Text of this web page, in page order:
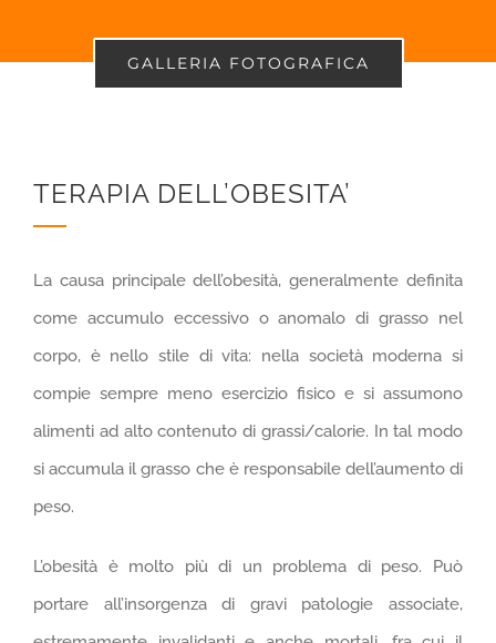
GALLERIA FOTOGRAFICA
TERAPIA DELL’OBESITA’
La causa principale dell’obesità, generalmente definita
come accumulo eccessivo o anomalo di grasso nel
corpo, è nello stile di vita: nella società moderna si
compie sempre meno esercizio fisico e si assumono
alimenti ad alto contenuto di grassi/calorie. In tal modo
si accumula il grasso che è responsabile dell’aumento di
peso.
L’obesità è molto più di un problema di peso. Può
portare all’insorgenza di gravi patologie associate,